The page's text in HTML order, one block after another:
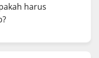
harus